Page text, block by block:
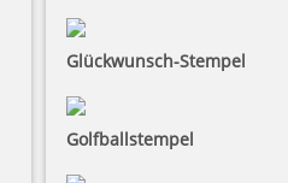
Glückwunsch-Stempel
Golfballstempel